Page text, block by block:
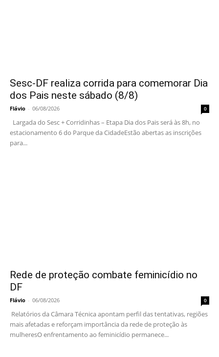
Sesc-DF realiza corrida para comemorar Dia
dos Pais neste sábado (8/8)
Flávio - 06/08/2026 0
Largada do Sesc + Corridinhas – Etapa Dia dos Pais será às 8h, no
estacionamento 6 do Parque da CidadeEstão abertas as inscrições
para...
Rede de proteção combate feminicídio no
DF
Flávio - 06/08/2026 0
Relatórios da Câmara Técnica apontam perfil das tentativas, regiões
mais afetadas e reforçam importância da rede de proteção às
mulheresO enfrentamento ao feminicídio permanece...